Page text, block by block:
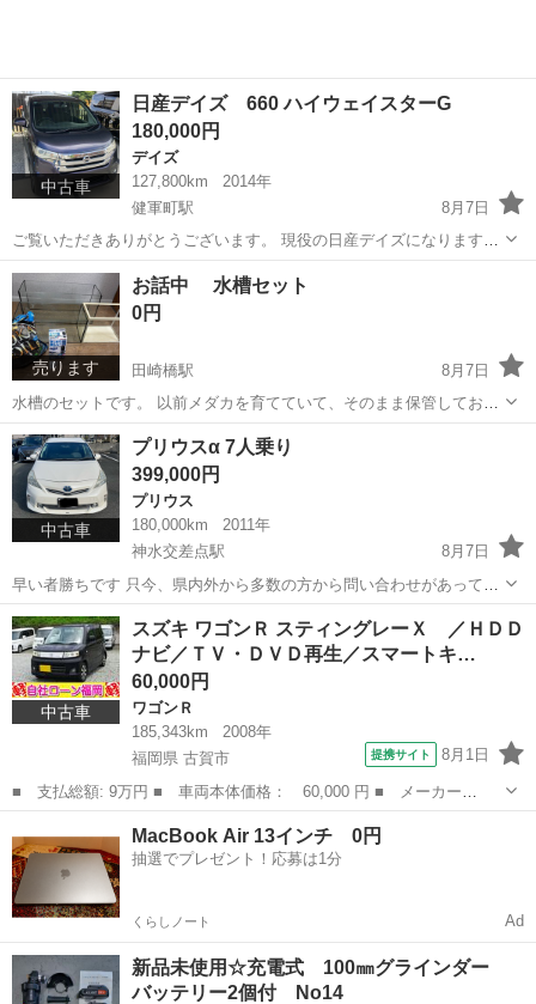
中古車
日産デイズ 660 ハイウェイスターG
180,000円
デイズ
127,800km
2014年
健軍町駅
8月7日
ご覧いただきありがとうございます。 現役の日産デイズになります。
2014年式 走行距離127000キロ台ですが、使用中のため伸びます。現
在トラブルなく経過しており、エアコンも好調です。 ナビ付き、
CD.DVDともに再生...
熊本 熊本市 健軍町駅 デイズ
売ります
お話中 水槽セット
0円
田崎橋駅
8月7日
水槽のセットです。 以前メダカを育てていて、そのまま保管しており
ました。 細々した備品もおつけいたしますので、子供さんの夏休みに
始められる方、いかがでしょうか？ 子供さんが使われる方、または、
お魚飼われていて、被災された方を...
熊本 熊本市 田崎橋駅 その他
中古車
プリウスα 7人乗り
399,000円
プリウス
180,000km
2011年
神水交差点駅
8月7日
早い者勝ちです 只今、県内外から多数の方から問い合わせがあってい
ます プリウスα ７人乗り 平成23年式 車検 2026.10 走行距離
180000 車内外共に経年劣化はありますが、非常に綺麗だと思います
シートカバ...
熊本 熊本市 神水交差点駅
中古車
スズキ ワゴンＲ スティングレーＸ ／ＨＤＤ
ナビ／ＴＶ・ＤＶＤ再生／スマートキ…
60,000円
ワゴンＲ
185,343km
2008年
福岡県 古賀市
提携サイト 8月1日
■ 支払総額: 9万円 ■ 車両本体価格： 60,000 円 ■ メーカー
名： スズキ ■ 車種名： ワゴンＲ ■ グレード名： スティング
レーＸ ／ＨＤＤナビ／ＴＶ・ＤＶＤ再生／スマートキー／アルミホ
イール／ＨＩＤライト...
新品未使用☆充電式 100㎜グラインダー
バッテリー2個付 No14